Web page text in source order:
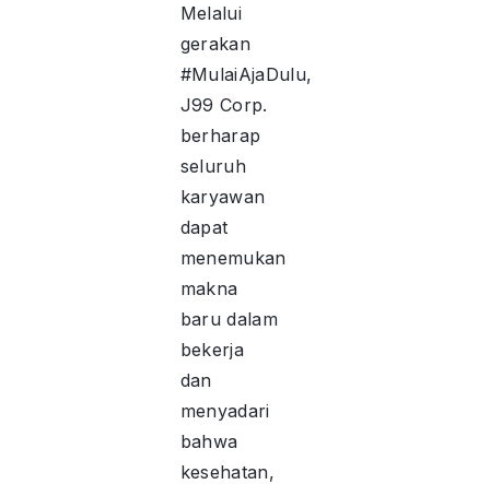
Melalui
gerakan
#MulaiAjaDulu,
J99 Corp.
berharap
seluruh
karyawan
dapat
menemukan
makna
baru dalam
bekerja
dan
menyadari
bahwa
kesehatan,